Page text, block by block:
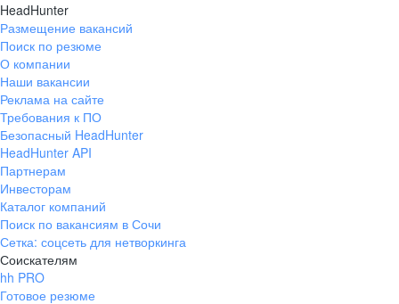
HeadHunter
Размещение вакансий
Поиск по резюме
О компании
Наши вакансии
Реклама на сайте
Требования к ПО
Безопасный HeadHunter
HeadHunter API
Партнерам
Инвесторам
Каталог компаний
Поиск по вакансиям в Сочи
Сетка: соцсеть для нетворкинга
Соискателям
hh PRO
Готовое резюме